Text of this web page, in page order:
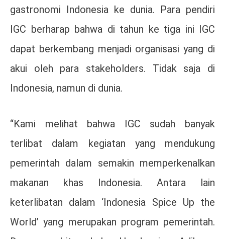
gastronomi Indonesia ke dunia. Para pendiri
IGC berharap bahwa di tahun ke tiga ini IGC
dapat berkembang menjadi organisasi yang di
akui oleh para stakeholders. Tidak saja di
Indonesia, namun di dunia.
“Kami melihat bahwa IGC sudah banyak
terlibat dalam kegiatan yang mendukung
pemerintah dalam semakin memperkenalkan
makanan khas Indonesia. Antara lain
keterlibatan dalam ‘Indonesia Spice Up the
World’ yang merupakan program pemerintah.